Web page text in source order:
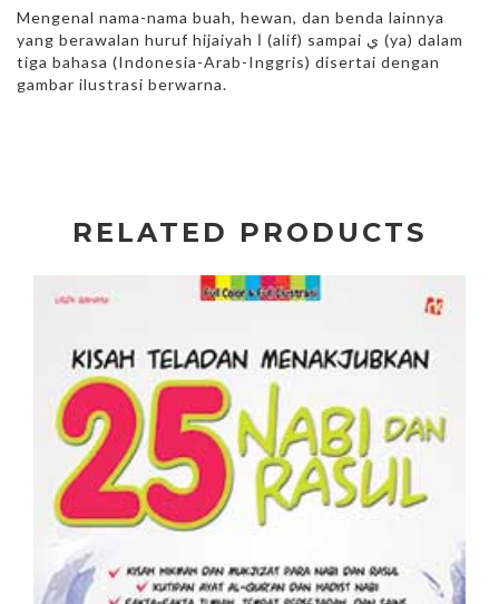
Mengenal nama-nama buah, hewan, dan benda lainnya
yang berawalan huruf hijaiyah ا (alif) sampai ي (ya) dalam
tiga bahasa (Indonesia-Arab-Inggris) disertai dengan
gambar ilustrasi berwarna.
RELATED PRODUCTS